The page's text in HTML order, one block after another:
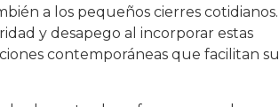
a los pequeños cierres cotidianos.
y desapego al incorporar estas
contemporáneas que facilitan su